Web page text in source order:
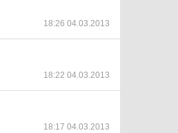
18:26 04.03.2013
18:22 04.03.2013
18:17 04.03.2013